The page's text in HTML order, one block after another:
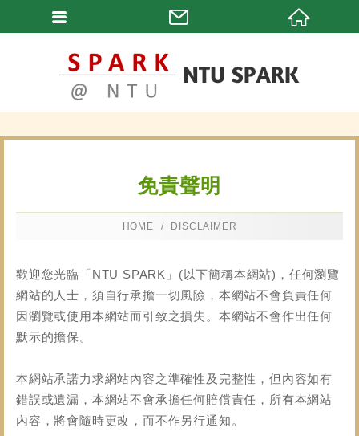
免責聲明
HOME DISCLAIMER
歡迎您光臨「NTU SPARK」(以下簡稱本網站)，任何瀏覽
網站的人士，須自行承擔一切風險，本網站不會負責任何
因瀏覽或使用本網站而引致之損失。本網站不會作出任何
默示的擔保。
本網站承諾力求網站內容之準確性及完整性，但內容如有
錯誤或遺漏，本網站不會承擔任何賠償責任，所有本網站
內容，將會隨時更改，而不作另行通知。